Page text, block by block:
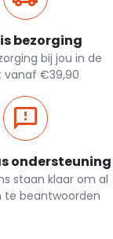
bezorging
bij jou in de
vanaf €39,90
ondersteuning
staan klaar om al
te beantwoorden